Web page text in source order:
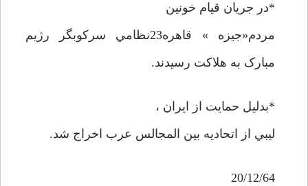
*در جريان قيام خونين
مردم«جيزه » قاهره23نظامي سرکوبگر رژيم
مبارک به هلاکت رسيدند.
*بدليل حمايت از ايران ،
ليبي از اتحاديه بين المجالس عرب اخراج شد.
20/12/64